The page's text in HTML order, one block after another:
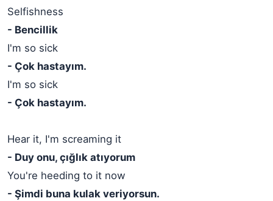
Selfishness
- Bencillik
I'm so sick
- Çok hastayım.
I'm so sick
- Çok hastayım.
Hear it, I'm screaming it
- Duy onu, çığlık atıyorum
You're heeding to it now
- Şimdi buna kulak veriyorsun.